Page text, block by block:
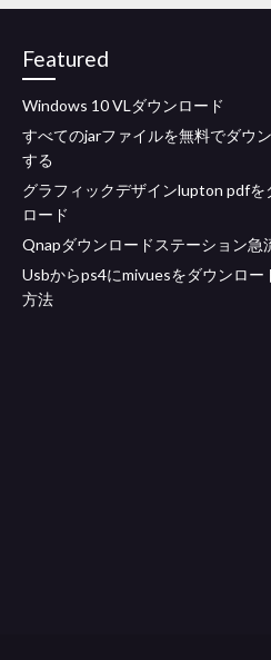
Featured
Windows 10 VLダウンロード
すべてのjarファイルを無料でダウ
する
グラフィックデザインlupton pdfを
ロード
Qnapダウンロードステーション急
Usbからps4にmivuesをダウンロー
方法